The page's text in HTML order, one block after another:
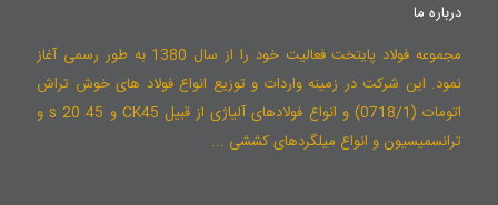
درباره ما
مجموعه فولاد پایتخت فعالیت خود را از سال 1380 به طور رسمی آغاز
نمود. این شرکت در زمینه واردات و توزیع انواع فولاد های خوش تراش
اتومات (0718/1) و انواع فولادهای آلیاژی از قبیل CK45 و 45 s 20 و
ترانسمیسیون و انواع میلگردهای کششی ...